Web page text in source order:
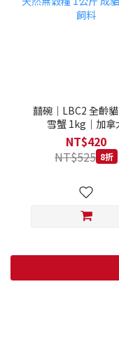
囍碗｜LBC2 全齡
雪蟹 1kg｜加拿
Loveabowl 天然無
公斤 成貓 無穀貓
NT$420
NT$525 8折